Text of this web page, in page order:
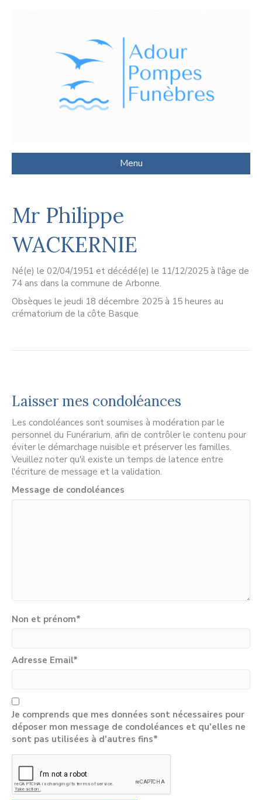
Menu
Mr Philippe
WACKERNIE
Né(e) le 02/04/1951 et décédé(e) le 11/12/2025 à l'âge de
74 ans dans la commune de Arbonne.
Obsèques le jeudi 18 décembre 2025 à 15 heures au
crématorium de la côte Basque
Laisser mes condoléances
Les condoléances sont soumises à modération par le
personnel du Funérarium, afin de contrôler le contenu pour
éviter le démarchage nuisible et préserver les familles.
Veuillez noter qu'il existe un temps de latence entre
l'écriture de message et la validation.
Message de condoléances
Non et prénom*
Adresse Email*
Je comprends que mes données sont nécessaires pour
déposer mon message de condoléances et qu'elles ne
sont pas utilisées à d'autres fins*